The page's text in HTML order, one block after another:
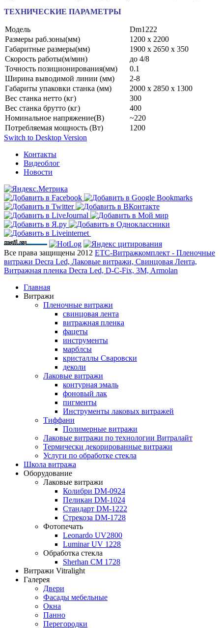
ТЕХНИЧЕСКИЕ ПАРАМЕТРЫ
Модель
Dm1222
Размеры раб.зоны(мм)
1200 х 2200
Габаритные размеры(мм)
1900 х 2650 х 350
Скорость работы(м/мин)
до 4/8
Точность позиционирования(мм)
0.1
Ширина выводимой линии (мм)
2-8
Габариты упаковки станка (мм)
2000 х 2850 х 1300
Вес станка нетто (кг)
300
Вес станка брутто (кг)
400
Номинальное напряжение(В)
~220
Потребляемая мощность (Вт)
1200
Switch to Desktop Version
Контакты
Видеоблог
Новости
Все права защищены 2012 ЕТС-Витражкомплект - Пленочные
витражи Decra Led, Лаковые витражи, Свинцовая Лента,
Витражная пленка Decra Led, D-C-Fix, 3M, Armolan
Главная
Витражи
Пленочные витражи
свинцовая лента
витражная пленка
фацеты
инструменты
марблсы
кристаллы Сваровски
деколи
Лаковые витражи
контурная эмаль
фоновый лак
пигменты
Инструменты лаковых витражей
Тиффани
Полимерные витражи
Лаковые витражи по технологии Витралайт
Термически декорированные витражи
Услуги по обработке стекла
Школа витража
Оборудование
Лаковые витражи
Колибри DM-0924
Пеликан DM-1024
Стандарт DM-1222
Стрекоза DM-1728
Фотопечать
Leonardo UV2800
Luminar UV 1228
Обработка стекла
Sherhan CM 1728
Витражи Vitralight
Галерея
Двери
Фасады мебельные
Окна
Панно
Перегородки